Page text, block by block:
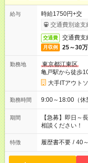
給与
時給1750円+交
交通費別途支
交通費 交通費支
月収例 25～30
勤務地
東京都江東区
亀戸駅から徒歩
大手ITアウト
勤務時間 9:00～18:00（
期間
【急募】即日
相談ください！
特徴 履歴書不要 / 40